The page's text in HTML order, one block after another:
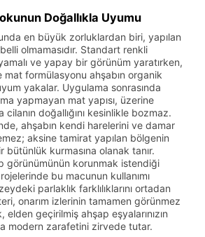
Doğallıkla Uyumu
en büyük zorluklardan biri, yapılan
olmamasıdır. Standart renkli
ve yapay bir görünüm yaratırken,
formülasyonu ahşabın organik
yakalar. Uygulama sonrasında
yapmayan mat yapısı, üzerine
doğallığını kesinlikle bozmaz.
ahşabın kendi harelerini ve damar
aksine tamirat yapılan bölgenin
kurmasına olanak tanır.
görünümünün korunmak istendiği
bu macunun kullanımı
parlaklık farklılıklarını ortadan
onarım izlerinin tamamen görünmez
elden geçirilmiş ahşap eşyalarınızın
modern zarafetini zirvede tutar.